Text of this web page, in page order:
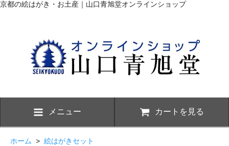
京都の絵はがき・お土産｜山口青旭堂オンラインショップ
メニュー カートを見る
ホーム > 絵はがきセット